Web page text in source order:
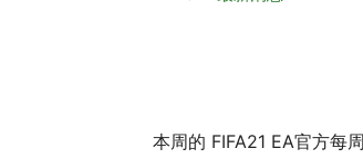
本周的 FIFA21 EA官方每